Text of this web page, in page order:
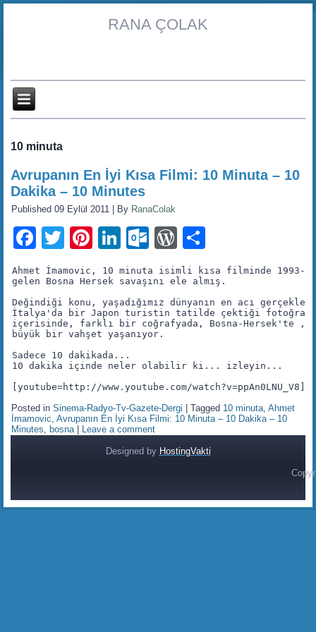
RANA ÇOLAK
10 minuta
Avrupanın En İyi Kısa Filmi: 10 Minuta – 10
Dakika – 10 Minutes
Published 09 Eylül 2011 By RanaColak
Facebook
TwitterPinterest
LinkedIn
Outlook.com
WordPress
Ahmet İmamovic, 10 minuta isimli kısa filminde 1993-
gelen Bosna Hersek savaşını ele almış.
Değindiği konu, yaşadığımız dünyanın en acı
İtalya'da bir Japon turistin tatilde çektiği
içerisinde, farklı bir coğrafyada, Bosna-Hersek'te
büyük bir vahşet yaşanıyor.
Sadece 10 dakikada...
10 dakika içinde neler olabilir ki... izleyin...
[youtube=http://www.youtube.com/watch?v=ppAn0LNU_V8]
Posted in Sinema-Radyo-Tv-Gazete-Dergi |Tagged 10 minuta,Ahmet
İmamovic,Avrupanın En İyi Kısa Filmi: 10 Minuta – 10 Dakika – 10
Minutes, bosna| Leave a comment
Designed by HostingVakti